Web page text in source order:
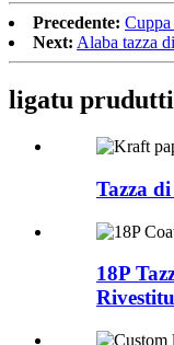
Precedente: Cuppa
Next: Alaba tazza
ligatu prudutti
Tazza
18P
Rivestitu